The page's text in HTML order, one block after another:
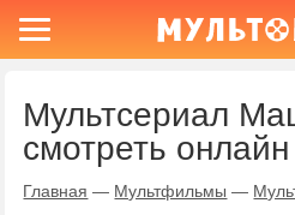
Мультсериал
смотреть онлайн
Главная — Мультфильмы —